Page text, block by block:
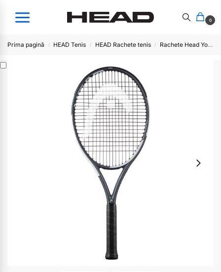
0
Prima pagină / HEAD Tenis / HEAD Rachete tenis / Rachete Head Youtek IG